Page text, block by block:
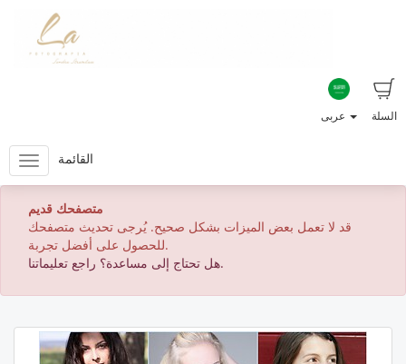
السلة
القائمة
متصفحك قديم
قد لا تعمل بعض الميزات بشكل صحيح. يُرجى تحديث متصفحك
للحصول على أفضل تجربة.
هل تحتاج إلى مساعدة؟ راجع تعليماتنا.